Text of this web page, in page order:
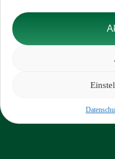
Copyright © 2026 -